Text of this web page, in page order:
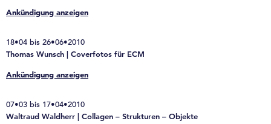
Ankündigung anzeigen
18•04 bis 26•06•2010
Thomas Wunsch | Coverfotos für ECM
Ankündigung anzeigen
07•03 bis 17•04•2010
Waltraud Waldherr | Collagen – Strukturen – Objekte